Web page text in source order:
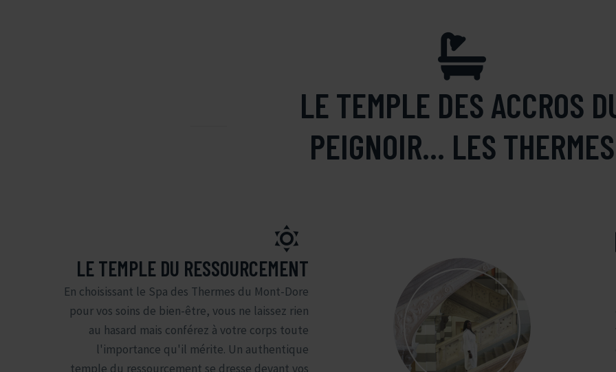
LE TEMPLE DES ACCROS
PEIGNOIR... LES THERMES


LE TEMPLE DU RESSOURCEMENT
En choisissant le Spa des Thermes du Mont-Dore
pour vos soins de bien-être, vous ne laissez rien
au hasard mais conférez à votre corps toute
l'importance qu'il mérite. Un authentique
temple du ressourcement se dresse devant vos